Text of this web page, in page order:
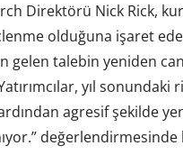
Direktörü Nick Rick,
olduğuna işaret
gelen talebin yeniden
yıl sonundaki
agresif şekilde